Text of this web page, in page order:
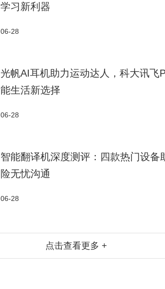
学习新利器
06-28
光帆AI耳机助力运动达人，科大讯飞
能生活新选择
06-28
智能翻译机深度测评：四款热门设备
险无忧沟通
06-28
点击查看更多 +